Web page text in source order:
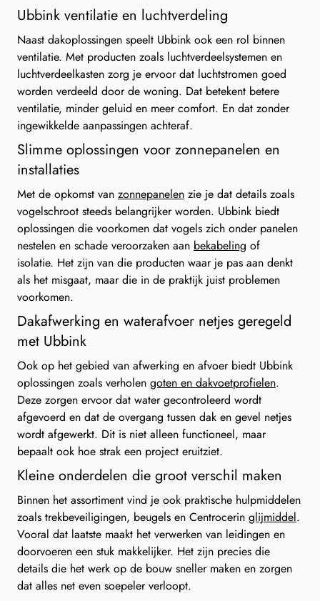
Ubbink ventilatie en luchtverdeling
Naast dakoplossingen speelt Ubbink ook een rol binnen
ventilatie. Met producten zoals luchtverdeelsystemen en
luchtverdeelkasten zorg je ervoor dat luchtstromen goed
worden verdeeld door de woning. Dat betekent betere
ventilatie, minder geluid en meer comfort. En dat zonder
ingewikkelde aanpassingen achteraf.
Slimme oplossingen voor zonnepanelen en
installaties
Met de opkomst van zonnepanelen zie je dat details zoals
vogelschroot steeds belangrijker worden. Ubbink biedt
oplossingen die voorkomen dat vogels zich onder panelen
nestelen en schade veroorzaken aan bekabeling of
isolatie. Het zijn van die producten waar je pas aan denkt
als het misgaat, maar die in de praktijk juist problemen
voorkomen.
Dakafwerking en waterafvoer netjes geregeld
met Ubbink
Ook op het gebied van afwerking en afvoer biedt Ubbink
oplossingen zoals verholen goten en dakvoetprofielen.
Deze zorgen ervoor dat water gecontroleerd wordt
afgevoerd en dat de overgang tussen dak en gevel netjes
wordt afgewerkt. Dit is niet alleen functioneel, maar
bepaalt ook hoe strak een project eruitziet.
Kleine onderdelen die groot verschil maken
Binnen het assortiment vind je ook praktische hulpmiddelen
zoals trekbeveiligingen, beugels en Centrocerin glijmiddel.
Vooral dat laatste maakt het verwerken van leidingen en
doorvoeren een stuk makkelijker. Het zijn precies die
details die het werk op de bouw sneller maken en zorgen
dat alles net even soepeler verloopt.